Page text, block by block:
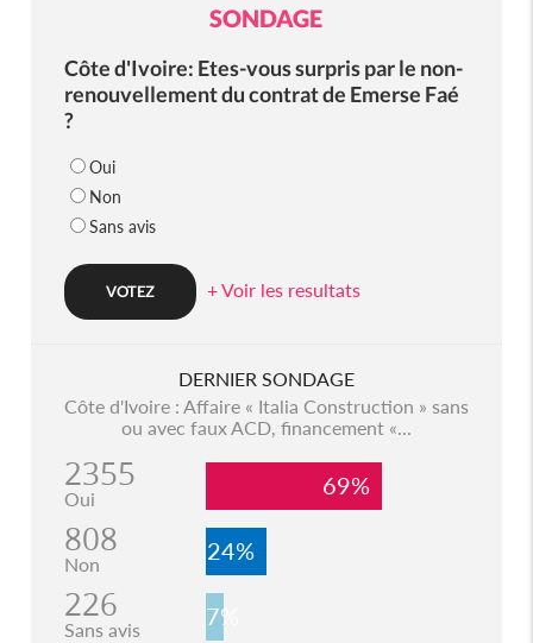
SONDAGE
Côte d'Ivoire: Etes-vous surpris par le non-
renouvellement du contrat de Emerse Faé
?
Oui
Non
Sans avis
+ Voir les resultats
DERNIER SONDAGE
Côte d'Ivoire : Affaire « Italia Construction » sans
ou avec faux ACD, financement «...
2355
Oui 69%
808
Non 24%
226
Sans avis 7%